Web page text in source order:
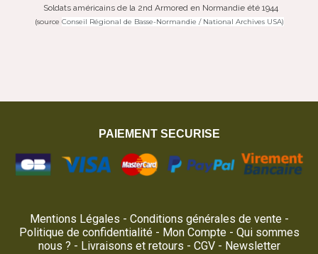
Soldats américains de la 2nd Armored en Normandie été 1944
(source Conseil Régional de Basse-Normandie / National Archives USA)
PAIEMENT SECURISE
Mentions Légales
Conditions générales de vente
Politique de confidentialité
Mon Compte
Qui sommes
nous ?
Livraisons et retours CGV Newsletter